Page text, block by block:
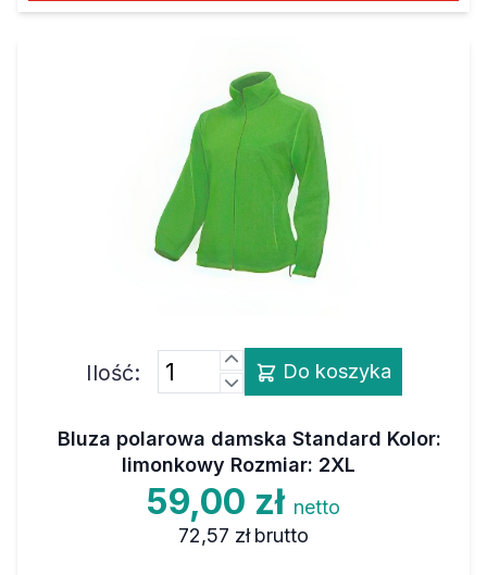
Ilość: Do koszyka
Bluza polarowa damska Standard Kolor:
limonkowy Rozmiar: 2XL
59,00 zł netto
72,57 zł brutto